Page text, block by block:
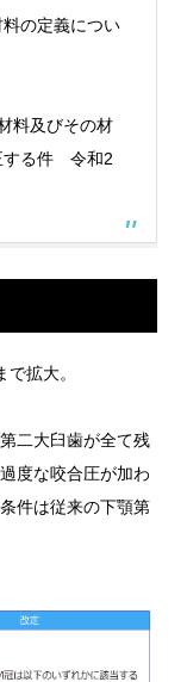
の定義につい
料及びその材
する件 令和2
拡大。
二大臼歯が全て残
度な咬合圧が加わ
件は従来の下顎第